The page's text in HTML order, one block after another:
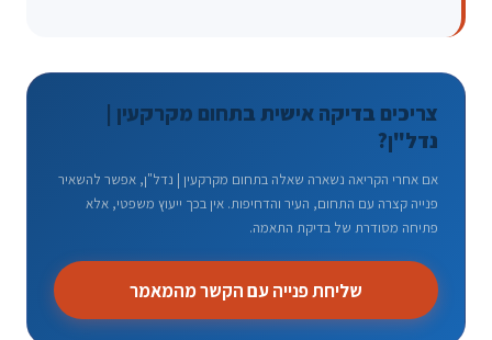
צריכים בדיקה אישית בתחום מקרקעין |
נדל"ן?
אם אחרי הקריאה נשארה שאלה בתחום מקרקעין | נדל"ן, אפשר להשאיר
פנייה קצרה עם התחום, העיר והדחיפות. אין בכך ייעוץ משפטי, אלא
פתיחה מסודרת של בדיקת התאמה.
שליחת פנייה עם הקשר מהמאמר